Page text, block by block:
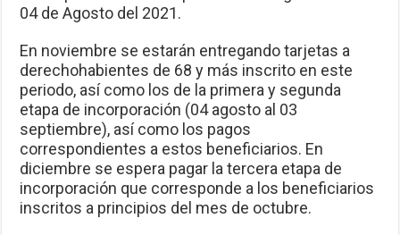
04 de Agosto del 2021.
En noviembre se estarán entregando tarjetas a
derechohabientes de 68 y más inscrito en este
periodo, así como los de la primera y segunda
etapa de incorporación (04 agosto al 03
septiembre), así como los pagos
correspondientes a estos beneficiarios. En
diciembre se espera pagar la tercera etapa de
incorporación que corresponde a los beneficiarios
inscritos a principios del mes de octubre.